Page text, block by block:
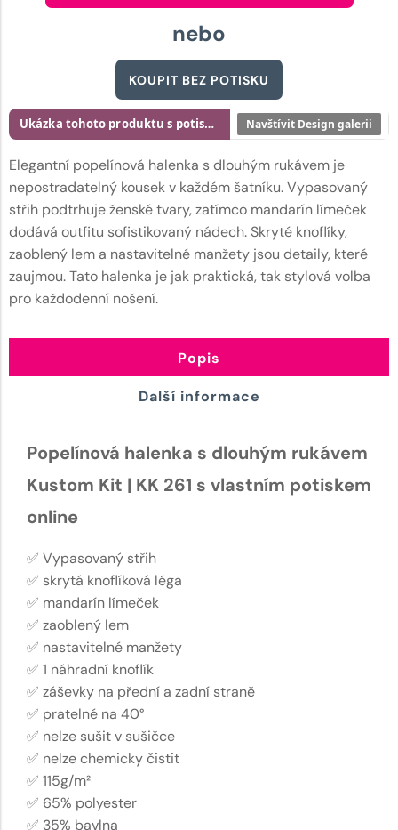
nebo
KOUPIT BEZ POTISKU
Elegantní popelínová halenka s dlouhým rukávem je
nepostradatelný kousek v každém šatníku. Vypasovaný
střih podtrhuje ženské tvary, zatímco mandarín límeček
dodává outfitu sofistikovaný nádech. Skryté knoflíky,
zaoblený lem a nastavitelné manžety jsou detaily, které
zaujmou. Tato halenka je jak praktická, tak stylová volba
pro každodenní nošení.
Ukázka tohoto produktu s potiskem Navštívit Design galerii
Popis
Další informace
Popelínová halenka s dlouhým rukávem
Kustom Kit | KK 261 s vlastním potiskem
online
✅ Vypasovaný střih
✅ skrytá knoflíková léga
✅ mandarín límeček
✅ zaoblený lem
✅ nastavitelné manžety
✅ 1 náhradní knoflík
✅ záševky na přední a zadní straně
✅ pratelné na 40°
✅ nelze sušit v sušičce
✅ nelze chemicky čistit
✅ 115g/m²
✅ 65% polyester
✅ 35% bavlna